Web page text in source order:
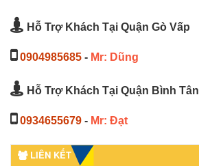
Hỗ Trợ Khách Tại Quận Gò Vấp
0904985685 - Mr: Dũng
Hỗ Trợ Khách Tại Quận Bình Tân
0934655679 - Mr: Đạt
LIÊN KẾT